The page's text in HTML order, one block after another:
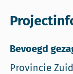
Bevoegd
Provincie